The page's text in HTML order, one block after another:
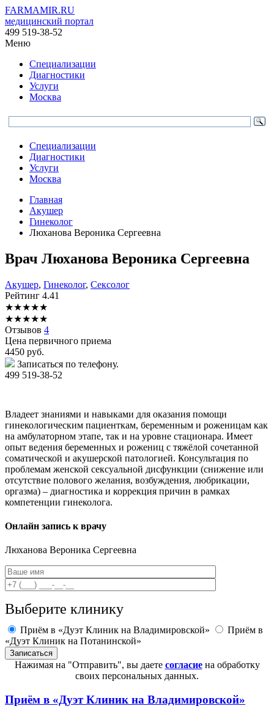
FARMAMIR.RU
медицинский портал
499 519-38-52
Меню
Специализации
Диагностики
Услуги
Москва
Специализации
Диагностики
Услуги
Москва
Главная
Акушер
Гинеколог
Люханова Вероника Сергеевна
Врач Люханова Вероника Сергеевна
Акушер, Гинеколог, Сексолог
Рейтинг 4.41
★★★★★
★★★★★
Отзывов 4
Цена первичного приема
4450 руб.
Записаться по телефону.
499 519-38-52
Владеет знаниями и навыками для оказания помощи
гинекологическим пациенткам, беременным и роженицам как
на амбулаторном этапе, так и на уровне стационара. Имеет
опыт ведения беременных и рожениц с тяжёлой сочетанной
соматической и акушерской патологией. Консультация по
проблемам женской сексуальной дисфункции (снижение или
отсутствие полового желания, возбуждения, любрикации,
оргазма) – диагностика и коррекция причин в рамках
компетенции гинеколога.
Онлайн запись к врачу
Люханова Вероника Сергеевна
Выберите клинику
Приём в «Дуэт Клиник на Владимировской»
Приём в
«Дуэт Клиник на Потанинской»
Нажимая на "Отправить", вы даете согласиена обработку
своих персональных данных.
Приём в «Дуэт Клиник на Владимировской»